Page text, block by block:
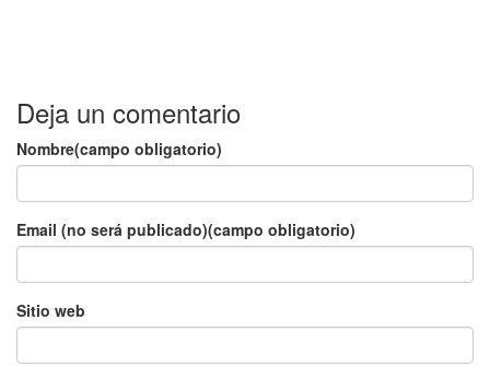
Deja un comentario
Nombre(campo obligatorio)
Email (no será publicado)(campo obligatorio)
Sitio web